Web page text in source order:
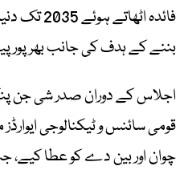
فائدہ
بننے کے ہدف کی جانب بھرپور
قومی سائنس و ٹیکنالوجی
چوان اور بین دے کو عطا کیے،